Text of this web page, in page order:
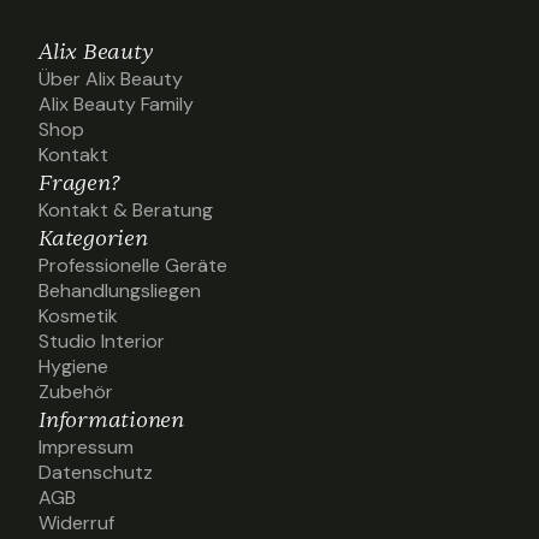
Alix Beauty
Über Alix Beauty
Über Alix Beauty
Alix Beauty Family
Alix Beauty Family
Shop
Shop
Kontakt
Kontakt
Fragen?
Kontakt & Beratung
Kontakt & Beratung
Kategorien
Professionelle Geräte
Professionelle Geräte
Behandlungsliegen
Behandlungsliegen
Kosmetik
Kosmetik
Studio Interior
Studio Interior
Hygiene
Hygiene
Zubehör
Zubehör
Informationen
Impressum
Impressum
Datenschutz
Datenschutz
AGB
AGB
Widerruf